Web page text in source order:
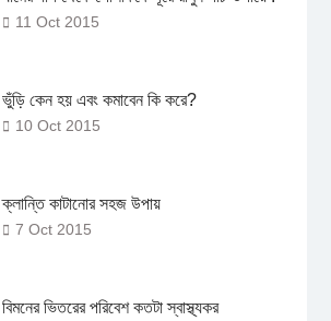
11 Oct 2015
ভুঁড়ি কেন হয় এবং কমাবেন কি করে?
10 Oct 2015
ক্লান্তি কাটানোর সহজ উপায়
7 Oct 2015
বিমনের ভিতরের পরিবেশ কতটা স্বাস্থ্যকর